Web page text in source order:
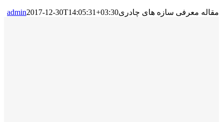
مقاله معرفی سازه های چادری admin2017-12-30T14:05:31+03:30